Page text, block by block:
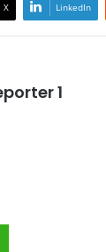
X LinkedIn
1